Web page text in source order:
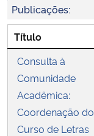
Secretaria-Geral
Secretaria de Governo
Gabinete de Segurança
Advocacia-Geral da União
Publicações:
Título
Consulta à
Comunidade
Acadêmica:
Coordenação do
Curso de Letras